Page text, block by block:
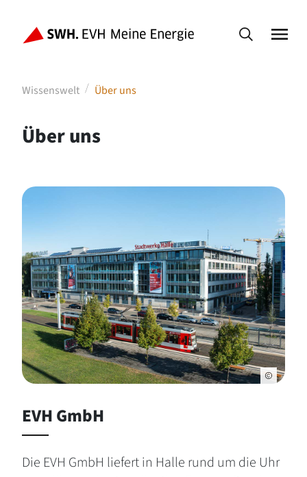
Wissenswelt Über uns
Über uns
EVH GmbH
Die EVH GmbH liefert in Halle rund um die Uhr